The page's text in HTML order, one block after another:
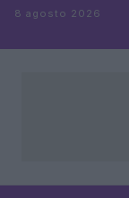
Saltar al contenido
8 agosto 2026